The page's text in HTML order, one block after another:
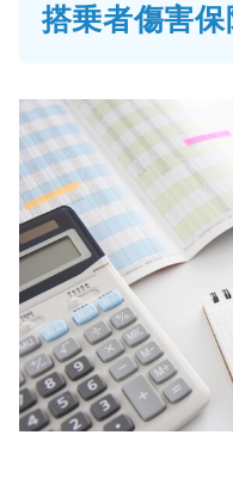
搭乗者傷害